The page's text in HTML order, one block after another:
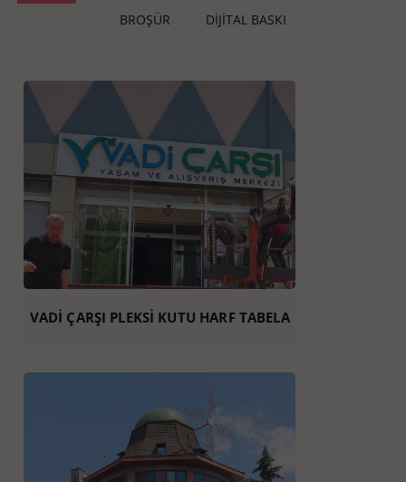
BROŞÜR
DİJİTAL BASKI
VADİ ÇARŞI PLEKSİ KUTU HARF TABELA